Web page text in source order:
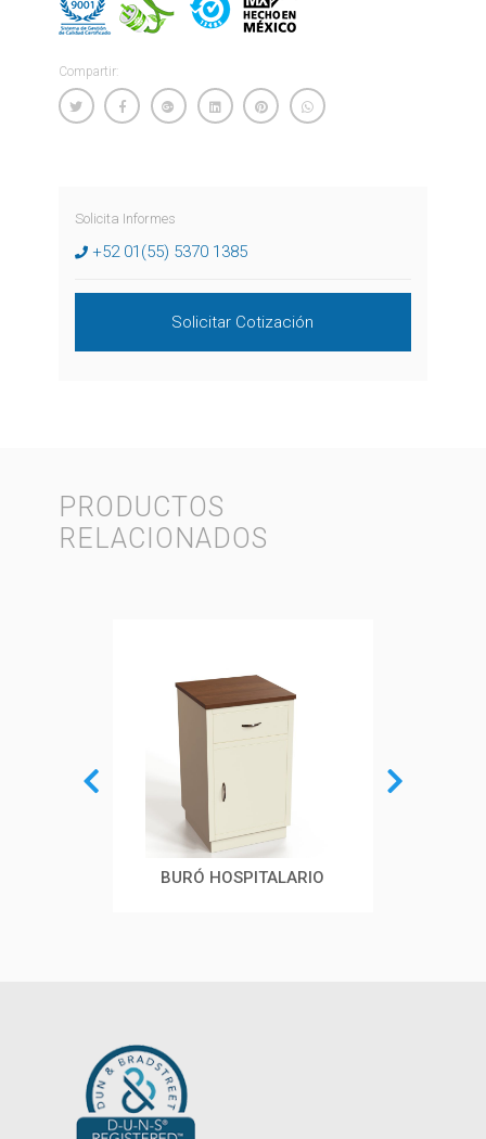
Compartir:
Solicita Informes
+52 01(55) 5370 1385
Solicitar Cotización
PRODUCTOS
RELACIONADOS
BURÓ HOSPITALARIO